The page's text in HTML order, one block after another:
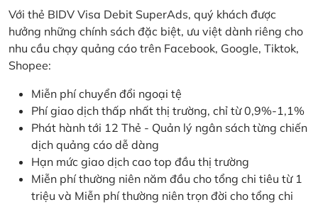
Với thẻ BIDV Visa Debit SuperAds, quý khách được
hưởng những chính sách đặc biệt, ưu việt dành riêng cho
nhu cầu chạy quảng cáo trên Facebook, Google, Tiktok,
Shopee:
Miễn phí chuyển đổi ngoại tệ
Phí giao dịch thấp nhất thị trường, chỉ từ 0,9%-1,1%
Phát hành tới 12 Thẻ - Quản lý ngân sách từng chiến
dịch quảng cáo dễ dàng
Hạn mức giao dịch cao top đầu thị trường
Miễn phí thường niên năm đầu cho tổng chi tiêu từ 1
triệu và Miễn phí thường niên trọn đời cho tổng chi